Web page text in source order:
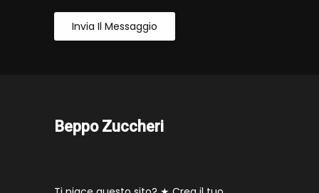
Invia Il Messaggio
Beppo Zuccheri